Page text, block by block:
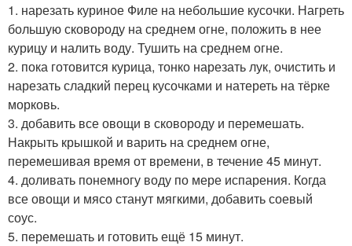
1. нарезать куриное Филе на небольшие кусочки. Нагреть
большую сковороду на среднем огне, положить в нее
курицу и налить воду. Тушить на среднем огне.
2. пока готовится курица, тонко нарезать лук, очистить и
нарезать сладкий перец кусочками и натереть на тёрке
морковь.
3. добавить все овощи в сковороду и перемешать.
Накрыть крышкой и варить на среднем огне,
перемешивая время от времени, в течение 45 минут.
4. доливать понемногу воду по мере испарения. Когда
все овощи и мясо станут мягкими, добавить соевый
соус.
5. перемешать и готовить ещё 15 минут.